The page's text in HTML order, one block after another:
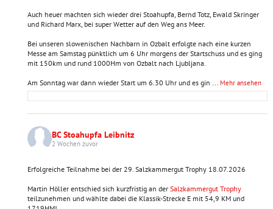
Auch heuer machten sich wieder drei Stoahupfa, Bernd Totz, Ewald Skringer
und Richard Marx, bei super Wetter auf den Weg ans Meer.
Bei unseren slowenischen Nachbarn in Ozbalt erfolgte nach eine kurzen
Messe am Samstag pünktlich um 6 Uhr morgens der Startschuss und es ging
mit 150km und rund 1000Hm von Ozbalt nach Ljubljana.
Am Sonntag war dann wieder Start um 6.30 Uhr und es gin Mehr ansehen
BC Stoahupfa Leibnitz
2 Wochen zuvor
Erfolgreiche Teilnahme bei der 29. Salzkammergut Trophy 18.07.2026
Martin Höller entschied sich kurzfristig an der Salzkammergut Trophy
teilzunehmen und wählte dabei die Klassik-Strecke E mit 54,9 KM und